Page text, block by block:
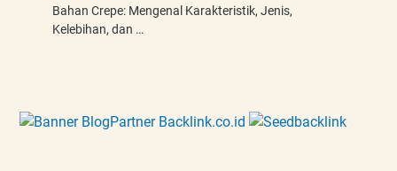
Bahan Crepe: Mengenal Karakteristik, Jenis,
Kelebihan, dan …